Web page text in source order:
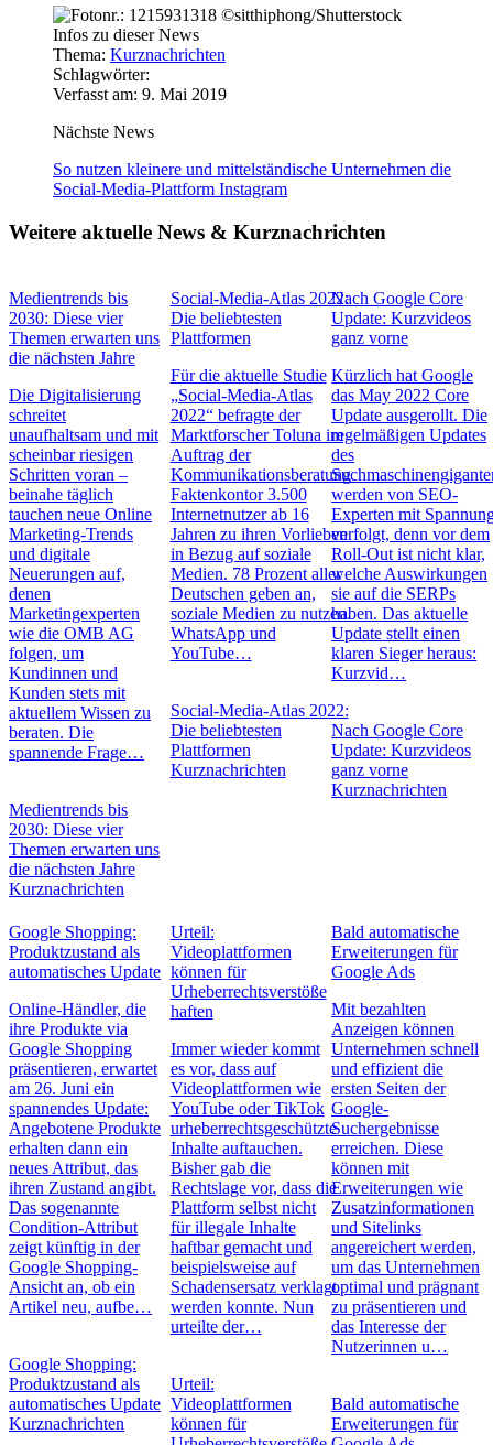
Infos zu dieser News
Thema: Kurznachrichten
Schlagwörter:
Verfasst am: 9. Mai 2019
Nächste News
So nutzen kleinere und mittelständische Unternehmen die
Social-Media-Plattform Instagram
Weitere aktuelle News & Kurznachrichten
Medientrends bis
2030: Diese vier
Themen erwarten uns
die nächsten Jahre
Die Digitalisierung
schreitet
unaufhaltsam und mit
scheinbar riesigen
Schritten voran –
beinahe täglich
tauchen neue Online
Marketing-Trends
und digitale
Neuerungen auf,
denen
Marketingexperten
wie die OMB AG
folgen, um
Kundinnen und
Kunden stets mit
aktuellem Wissen zu
beraten. Die
spannende Frage…
Medientrends bis
2030: Diese vier
Themen erwarten uns
die nächsten Jahre
Kurznachrichten
Social-Media-Atlas 2022:
Die beliebtesten
Plattformen
Für die aktuelle Studie
„Social-Media-Atlas
2022“ befragte der
Marktforscher Toluna im
Auftrag der
Kommunikationsberatung
Faktenkontor 3.500
Internetnutzer ab 16
Jahren zu ihren Vorlieben
in Bezug auf soziale
Medien. 78 Prozent aller
Deutschen geben an,
soziale Medien zu nutzen.
WhatsApp und
YouTube…
Social-Media-Atlas 2022:
Die beliebtesten
Plattformen
Kurznachrichten
Nach Google Core
Update: Kurzvideos
ganz vorne
Kürzlich hat Google
das May 2022 Core
Update ausgerollt. Die
regelmäßigen Updates
des
werden von SEO-
Experten mit
verfolgt, denn vor dem
Roll-Out ist nicht klar,
welche Auswirkungen
sie auf die SERPs
haben. Das aktuelle
Update stellt einen
klaren Sieger heraus:
Kurzvid…
Nach Google Core
Update: Kurzvideos
ganz vorne
Kurznachrichten
Google Shopping:
Produktzustand als
automatisches Update
Online-Händler, die
ihre Produkte via
Google Shopping
präsentieren, erwartet
am 26. Juni ein
spannendes Update:
Angebotene Produkte
erhalten dann ein
neues Attribut, das
ihren Zustand angibt.
Das sogenannte
Condition-Attribut
zeigt künftig in der
Google Shopping-
Ansicht an, ob ein
Artikel neu, aufbe…
Google Shopping:
Produktzustand als
automatisches Update
Kurznachrichten
Urteil:
Videoplattformen
können für
Urheberrechtsverstöße
haften
Immer wieder kommt
es vor, dass auf
Videoplattformen wie
YouTube oder TikTok
urheberrechtsgeschützte
Inhalte auftauchen.
Bisher gab die
Rechtslage vor, dass die
Plattform selbst nicht
für illegale Inhalte
haftbar gemacht und
beispielsweise auf
Schadensersatz verklagt
werden konnte. Nun
urteilte der…
Urteil:
Videoplattformen
können für
Bald automatische
Erweiterungen für
Google Ads
Mit bezahlten
Anzeigen können
Unternehmen schnell
und effizient die
ersten Seiten der
Google-
Suchergebnisse
erreichen. Diese
können mit
Erweiterungen wie
Zusatzinformationen
und Sitelinks
angereichert werden,
um das Unternehmen
optimal und prägnant
zu präsentieren und
das Interesse der
Nutzerinnen u…
Bald automatische
Erweiterungen für